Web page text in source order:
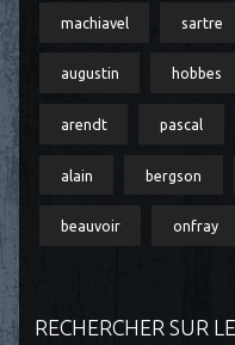
machiavel sartre
augustin hobbes
arendt pascal
alain bergson
beauvoir onfray
RECHERCHER SUR